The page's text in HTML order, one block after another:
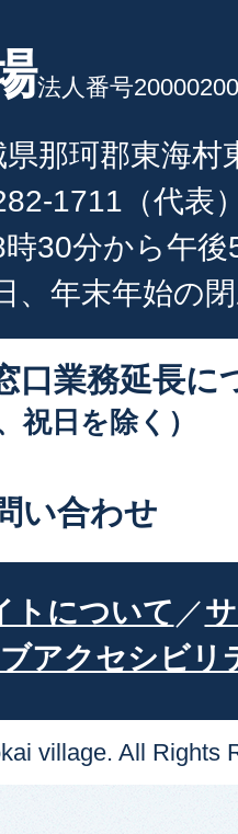
法人番号
那珂郡東海村
1711（代表
30分から午
、年末年始の
口業務延長に
祝日を除く）
い合わせ
トについて
アクセシビリ
village. All Rights